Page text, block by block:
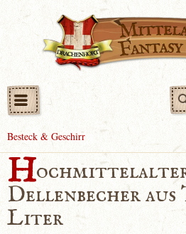
Besteck & Geschirr
H
Dellenbecher aus
Liter